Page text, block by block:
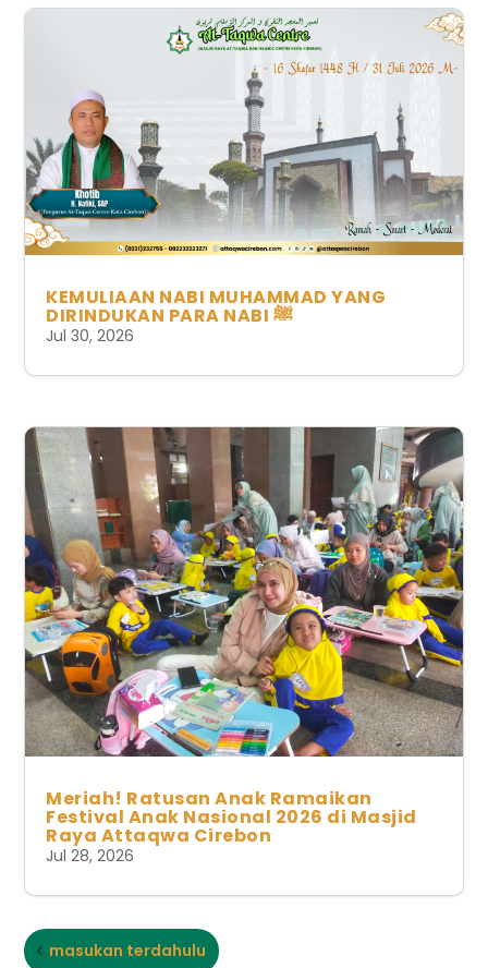
KEMULIAAN NABI MUHAMMAD YANG
DIRINDUKAN PARA NABI ﷺ
Jul 30, 2026
Meriah! Ratusan Anak Ramaikan
Festival Anak Nasional 2026 di Masjid
Raya Attaqwa Cirebon
Jul 28, 2026
masukan terdahulu